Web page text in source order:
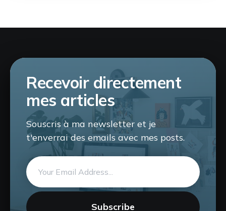
Recevoir directement
mes articles
Souscris à ma newsletter et je
t'enverrai des emails avec mes posts.
Email
address
Subscribe